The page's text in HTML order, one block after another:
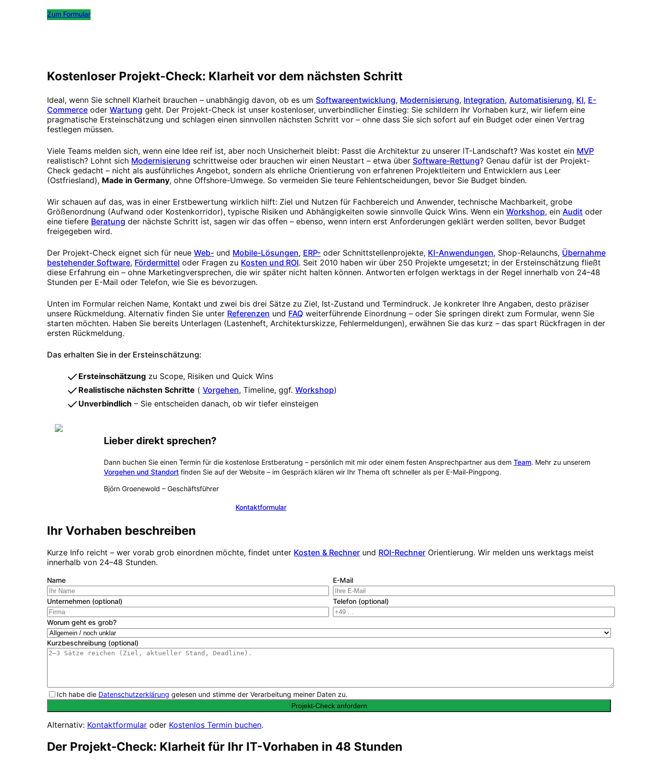
Zum Formular
Kostenloser Projekt-Check: Klarheit vor dem nächsten Schritt
Ideal, wenn Sie schnell Klarheit brauchen – unabhängig davon, ob es um Softwareentwicklung, Modernisierung, Integration, Automatisierung, KI, E-
Commerce oder Wartung geht. Der Projekt-Check ist unser kostenloser, unverbindlicher Einstieg: Sie schildern Ihr Vorhaben kurz, wir liefern eine
pragmatische Ersteinschätzung und schlagen einen sinnvollen nächsten Schritt vor – ohne dass Sie sich sofort auf ein Budget oder einen Vertrag
festlegen müssen.
Viele Teams melden sich, wenn eine Idee reif ist, aber noch Unsicherheit bleibt: Passt die Architektur zu unserer IT-Landschaft? Was kostet ein MVP
realistisch? Lohnt sich Modernisierung schrittweise oder brauchen wir einen Neustart – etwa über Software-Rettung? Genau dafür ist der Projekt-
Check gedacht – nicht als ausführliches Angebot, sondern als ehrliche Orientierung von erfahrenen Projektleitern und Entwicklern aus Leer
(Ostfriesland), Made in Germany, ohne Offshore-Umwege. So vermeiden Sie teure Fehlentscheidungen, bevor Sie Budget binden.
Wir schauen auf das, was in einer Erstbewertung wirklich hilft: Ziel und Nutzen für Fachbereich und Anwender, technische Machbarkeit, grobe
Größenordnung (Aufwand oder Kostenkorridor), typische Risiken und Abhängigkeiten sowie sinnvolle Quick Wins. Wenn ein Workshop, ein Audit oder
eine tiefere Beratung der nächste Schritt ist, sagen wir das offen – ebenso, wenn intern erst Anforderungen geklärt werden sollten, bevor Budget
freigegeben wird.
Der Projekt-Check eignet sich für neue Web- und Mobile-Lösungen, ERP- oder Schnittstellenprojekte, KI-Anwendungen, Shop-Relaunchs, Übernahme
bestehender Software, Fördermittel oder Fragen zu Kosten und ROI. Seit 2010 haben wir über 250 Projekte umgesetzt; in der Ersteinschätzung fließt
diese Erfahrung ein – ohne Marketingversprechen, die wir später nicht halten können. Antworten erfolgen werktags in der Regel innerhalb von 24–48
Stunden per E-Mail oder Telefon, wie Sie es bevorzugen.
Unten im Formular reichen Name, Kontakt und zwei bis drei Sätze zu Ziel, Ist-Zustand und Termindruck. Je konkreter Ihre Angaben, desto präziser
unsere Rückmeldung. Alternativ finden Sie unter Referenzen und FAQ weiterführende Einordnung – oder Sie springen direkt zum Formular, wenn Sie
starten möchten. Haben Sie bereits Unterlagen (Lastenheft, Architekturskizze, Fehlermeldungen), erwähnen Sie das kurz – das spart Rückfragen in der
ersten Rückmeldung.
Das erhalten Sie in der Ersteinschätzung:
Ersteinschätzung zu Scope, Risiken und Quick Wins
Realistische nächsten Schritte ( Vorgehen, Timeline, ggf. Workshop)
Unverbindlich – Sie entscheiden danach, ob wir tiefer einsteigen
Lieber direkt sprechen?
Dann buchen Sie einen Termin für die kostenlose Erstberatung – persönlich mit mir oder einem festen Ansprechpartner aus dem Team. Mehr zu unserem
Vorgehen und Standort finden Sie auf der Website – im Gespräch klären wir Ihr Thema oft schneller als per E-Mail-Pingpong.
Björn Groenewold – Geschäftsführer
Kontaktformular
Ihr Vorhaben beschreiben
Kurze Info reicht – wer vorab grob einordnen möchte, findet unter Kosten & Rechner und ROI-Rechner Orientierung. Wir melden uns werktags meist
innerhalb von 24–48 Stunden.
Name E-Mail
Unternehmen (optional) Telefon (optional)
Worum geht es grob?
Kurzbeschreibung (optional)
Ich habe die Datenschutzerklärung gelesen und stimme der Verarbeitung meiner Daten zu.
Projekt-Check anfordern
Alternativ: Kontaktformular oder Kostenlos Termin buchen.
Der Projekt-Check: Klarheit für Ihr IT-Vorhaben in 48 Stunden